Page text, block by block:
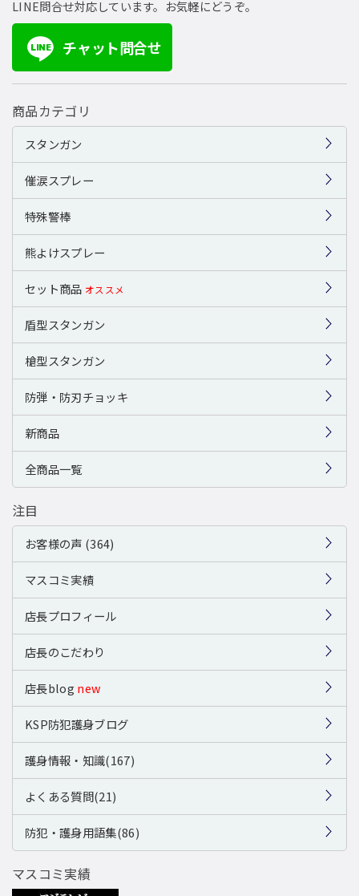
LINE問合せ対応しています。お気軽にどうぞ。
LINE チャット問合せ
商品カテゴリ
スタンガン
催涙スプレー
特殊警棒
熊よけスプレー
セット商品 オススメ
盾型スタンガン
槍型スタンガン
防弾・防刃チョッキ
新商品
全商品一覧
注目
お客様の声 (364)
マスコミ実績
店長プロフィール
店長のこだわり
店長blog new
KSP防犯護身ブログ
護身情報・知識(167)
よくある質問(21)
防犯・護身用語集(86)
マスコミ実績